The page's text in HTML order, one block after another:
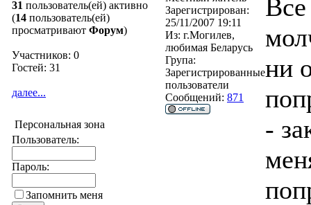
31 пользователь(ей) активно
(14 пользователь(ей)
просматривают Форум)
Участников: 0
Гостей: 31
далее...
Персональная зона
Пользователь:
Пароль:
Запомнить меня
Зарегистрирован:
25/11/2007 19:11
Из: г.Могилев,
любимая Беларусь
Група:
Зарегистрированные
пользователи
Сообщений: 871
ни
-